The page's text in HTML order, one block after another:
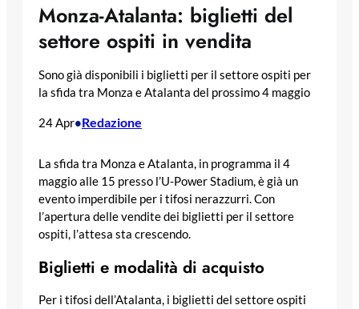
Monza-Atalanta: biglietti del
settore ospiti in vendita
Sono già disponibili i biglietti per il settore ospiti per
la sfida tra Monza e Atalanta del prossimo 4 maggio
24 Apr•Redazione
La sfida tra Monza e Atalanta, in programma il 4
maggio alle 15 presso l’U-Power Stadium, è già un
evento imperdibile per i tifosi nerazzurri. Con
l’apertura delle vendite dei biglietti per il settore
ospiti, l’attesa sta crescendo.
Biglietti e modalità di acquisto
Per i tifosi dell’Atalanta, i biglietti del settore ospiti